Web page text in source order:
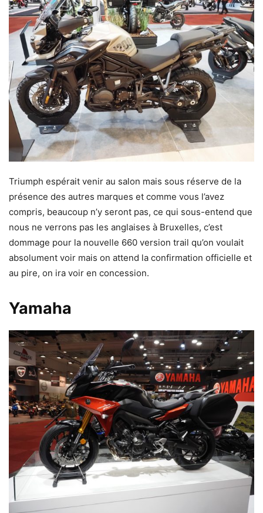
Triumph espérait venir au salon mais sous réserve de la
présence des autres marques et comme vous l’avez
compris, beaucoup n’y seront pas, ce qui sous-entend que
nous ne verrons pas les anglaises à Bruxelles, c’est
dommage pour la nouvelle 660 version trail qu’on voulait
absolument voir mais on attend la confirmation officielle et
au pire, on ira voir en concession.
Yamaha